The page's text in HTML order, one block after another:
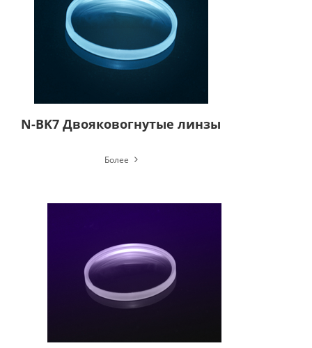
N-BK7 Двояковогнутые линзы
Более